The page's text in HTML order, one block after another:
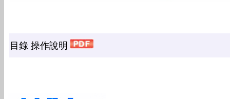
目錄 操作說明